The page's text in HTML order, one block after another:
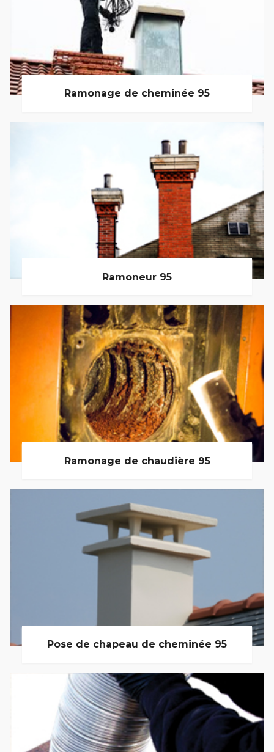
Ramonage de cheminée 95
Ramoneur 95
Ramonage de chaudière 95
Pose de chapeau de cheminée 95